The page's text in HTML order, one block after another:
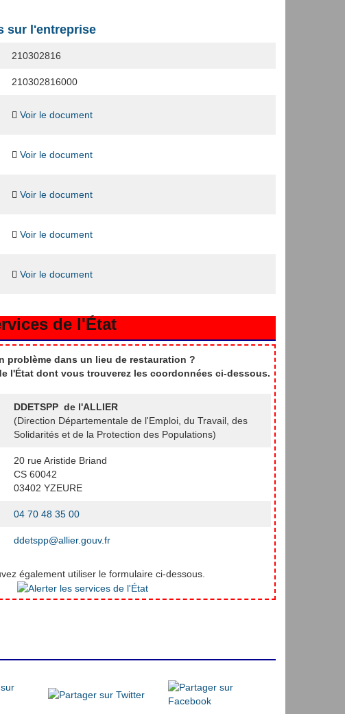
sur l'entreprise
210302816
210302816000
Voir le document
Voir le document
Voir le document
Voir le document
Voir le document
de l'État
problème dans un lieu de restauration ?
l'État dont vous trouverez les coordonnées ci-dessous.
DDETSPP de l'ALLIER
(Direction Départementale de l'Emploi, du Travail, des
Solidarités et de la Protection des Populations)
20 rue Aristide Briand
CS 60042
03402 YZEURE
04 70 48 35 00
ddetspp@allier.gouv.fr
également utiliser le formulaire ci-dessous.